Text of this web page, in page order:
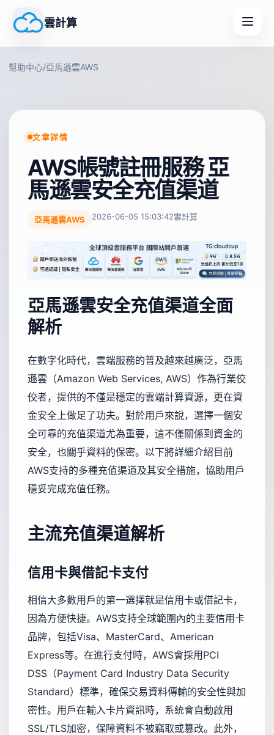
雲計算
幫助中心/亞馬遜雲AWS
文章詳情
AWS帳號註冊服務 亞
馬遜雲安全充值渠道
亞馬遜雲AWS 2026-06-05 15:03:42雲計算
亞馬遜雲安全充值渠道全面
解析
在數字化時代，雲端服務的普及越來越廣泛，亞馬
遜雲（Amazon Web Services, AWS）作為行業佼
佼者，提供的不僅是穩定的雲端計算資源，更在資
金安全上做足了功夫。對於用戶來說，選擇一個安
全可靠的充值渠道尤為重要，這不僅關係到資金的
安全，也關乎資料的保密。以下將詳細介紹目前
AWS支持的多種充值渠道及其安全措施，協助用戶
穩妥完成充值任務。
主流充值渠道解析
信用卡與借記卡支付
相信大多數用戶的第一選擇就是信用卡或借記卡，
因為方便快捷。AWS支持全球範圍內的主要信用卡
品牌，包括Visa、MasterCard、American
Express等。在進行支付時，AWS會採用PCI
DSS（Payment Card Industry Data Security
Standard）標準，確保交易資料傳輸的安全性與加
密性。用戶在輸入卡片資訊時，系統會自動啟用
SSL/TLS加密，保障資料不被竊取或篡改。此外，